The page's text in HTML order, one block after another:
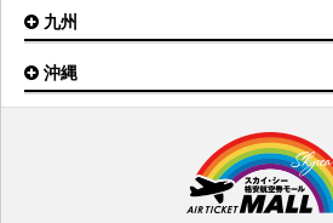
南紀白浜空港
但馬空港
山口宇部空港
出雲空港
米子空港
松山空港
徳島空港
九州
福岡空港
鹿児島空港
沖縄